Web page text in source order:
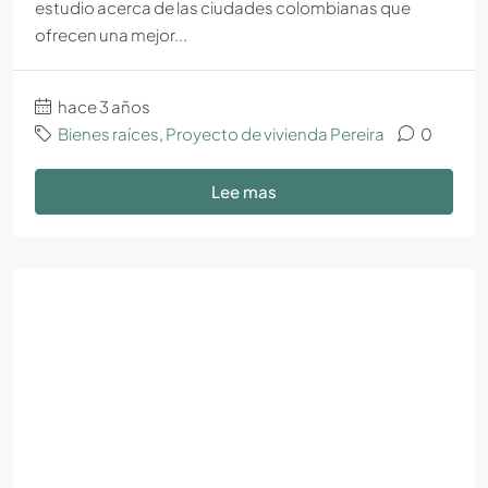
estudio acerca de las ciudades colombianas que
ofrecen una mejor...
hace 3 años
Bienes raíces, Proyecto de vivienda Pereira 0
Lee mas